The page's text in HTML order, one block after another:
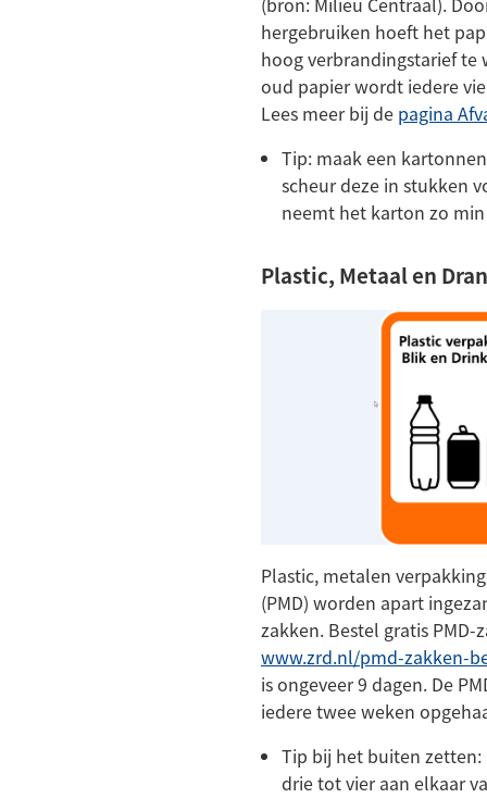
hergebruiken hoeft het
hoog verbrandingstarief te
oud papier wordt iedere
Lees meer bij de pagina
Tip: maak een
scheur deze in stukken
neemt het karton zo
Plastic, Metaal en
Plastic, metalen
(PMD) worden apart
zakken. Bestel gratis PMD-
www.zrd.nl/pmd-zakken-
is ongeveer 9 dagen. De
iedere twee weken
Tip bij het buiten
drie tot vier aan elkaar